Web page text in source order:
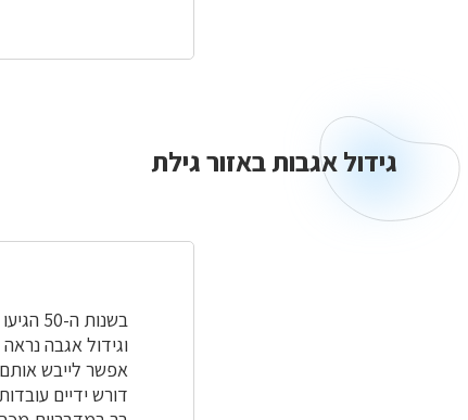
באזור
גידול אגבות באזור גילת
וגידול אגבה
אפשר לייבש אותם
דורש ידיים